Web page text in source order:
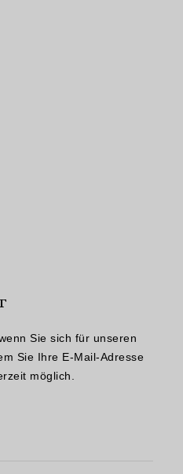
Sie sich für unseren
Sie Ihre E-Mail-Adresse
möglich.